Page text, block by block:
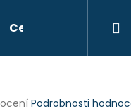
Celoroční party
Podrobnosti